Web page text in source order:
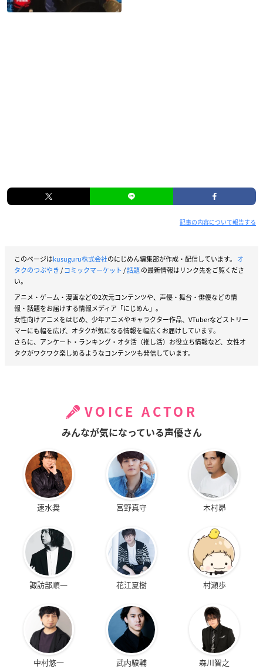
記事の内容について報告する
このページはkusuguru株式会社のにじめん編集部が作成・配信しています。 オ
タクのつぶやき/コミックマーケット /話題の最新情報はリンク先をご覧くださ
い。
アニメ・ゲーム・漫画などの2次元コンテンツや、声優・舞台・俳優などの情
報・話題をお届けする情報メディア「にじめん」。
女性向けアニメをはじめ、少年アニメやキャラクター作品、VTuberなどストリー
マーにも幅を広げ、オタクが気になる情報を幅広くお届けしています。
さらに、アンケート・ランキング・オタ活（推し活）お役立ち情報など、女性オ
タクがワクワク楽しめるようなコンテンツも発信しています。
VOICE ACTOR
みんなが気になっている声優さん
速水奨 宮野真守 木村昴
諏訪部順一 花江夏樹 村瀬歩
中村悠一 武内駿輔 森川智之